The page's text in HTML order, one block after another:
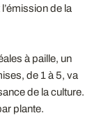
de la
à paille, un
de 1 à 5, va
de la culture.
plante.